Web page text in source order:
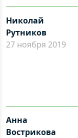
Николай
Рутников
27 ноября 2019
Анна
Вострикова